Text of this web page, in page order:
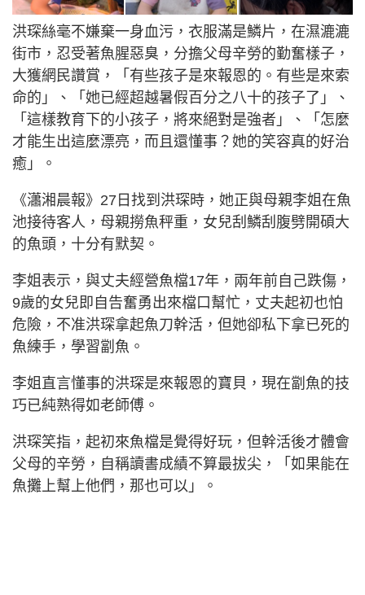
洪琛絲毫不嫌棄一身血污，衣服滿是鱗片，在濕漉漉
街市，忍受著魚腥惡臭，分擔父母辛勞的勤奮樣子，
大獲網民讚賞，「有些孩子是來報恩的。有些是來索
命的」、「她已經超越暑假百分之八十的孩子了」、
「這樣教育下的小孩子，將來絕對是強者」、「怎麼
才能生出這麼漂亮，而且還懂事？她的笑容真的好治
癒」。
《瀟湘晨報》27日找到洪琛時，她正與母親李姐在魚
池接待客人，母親撈魚秤重，女兒刮鱗刮腹劈開碩大
的魚頭，十分有默契。
李姐表示，與丈夫經營魚檔17年，兩年前自己跌傷，
9歲的女兒即自告奮勇出來檔口幫忙，丈夫起初也怕
危險，不准洪琛拿起魚刀幹活，但她卻私下拿已死的
魚練手，學習劏魚。
李姐直言懂事的洪琛是來報恩的寶貝，現在劏魚的技
巧已純熟得如老師傅。
洪琛笑指，起初來魚檔是覺得好玩，但幹活後才體會
父母的辛勞，自稱讀書成績不算最拔尖，「如果能在
魚攤上幫上他們，那也可以」。